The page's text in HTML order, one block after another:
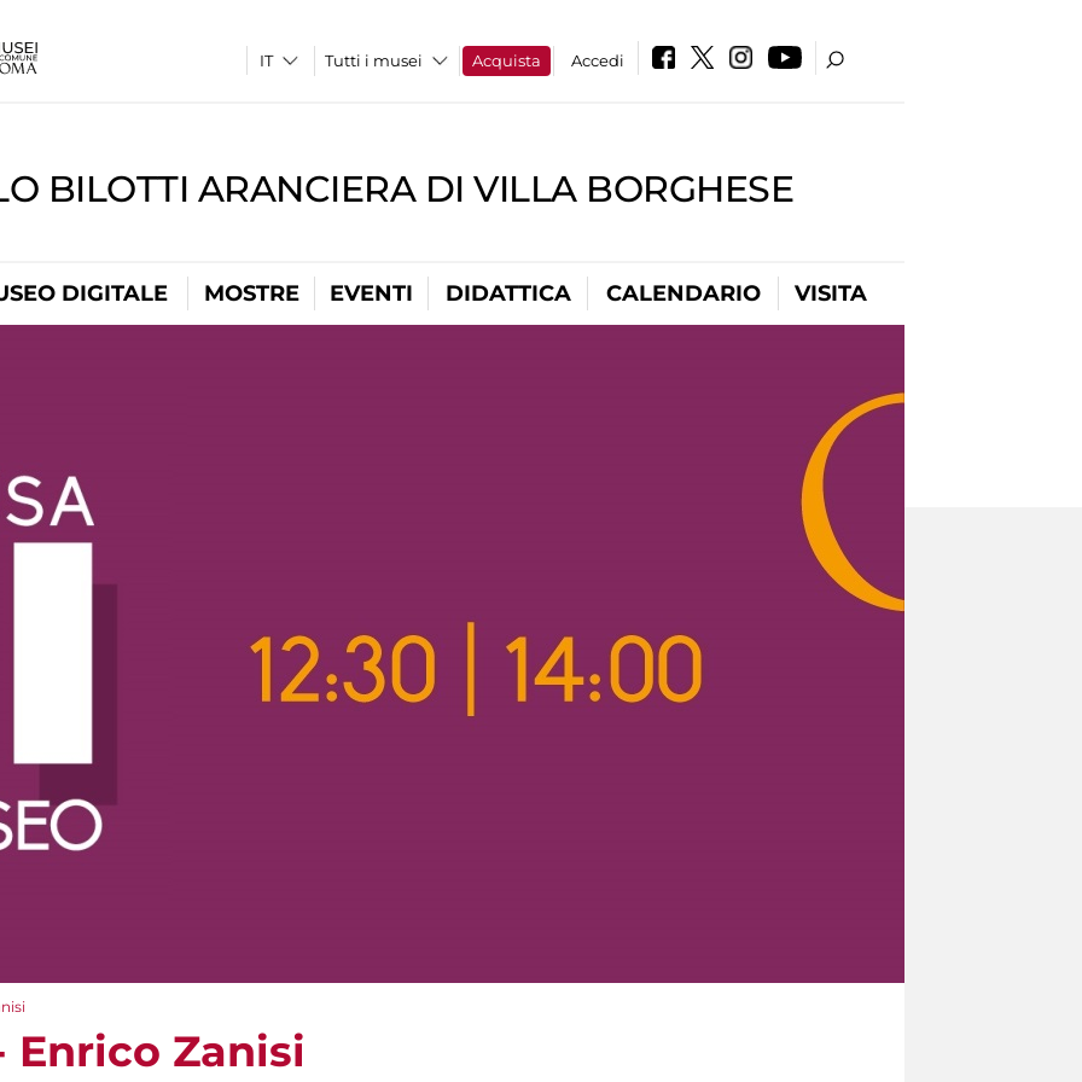
Tutti i musei Acquista Accedi
BILOTTI ARANCIERA DI VILLA BORGHESE
DIGITALE MOSTRE EVENTI DIDATTICA CALENDARIO VISITA
Enrico Zanisi